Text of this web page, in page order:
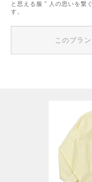
と思える服 ” 人の思いを繋
す。
このブラ